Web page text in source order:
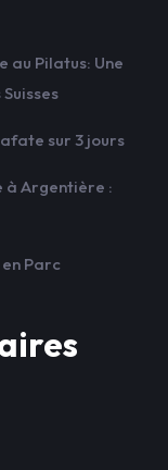
au Pilatus: Une
sur 3 jours
à Argentière :
Parc